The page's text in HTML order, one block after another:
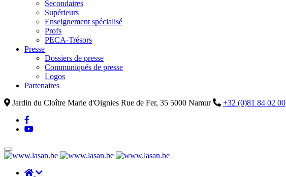
Secondaires
Supérieurs
Enseignement spécialisé
Profs
PECA-Trésors
Presse
Dossiers de presse
Communiqués de presse
Logos
Partenaires
Jardin du Cloître Marie d'Oignies Rue de Fer, 35 5000 Namur
+32 (0)81 84 02 00